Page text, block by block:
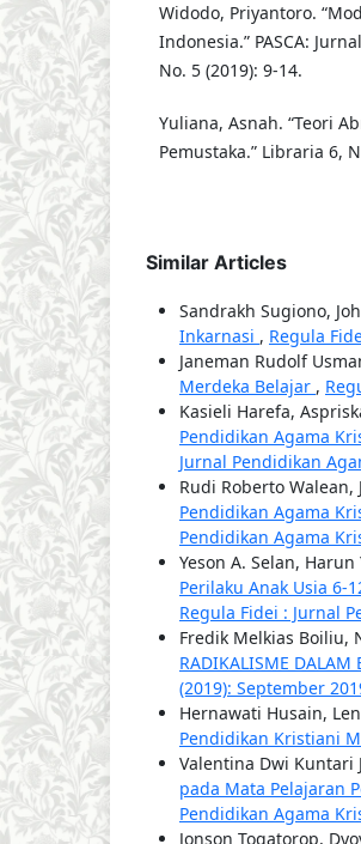
Widodo, Priyantoro.
Indonesia.” PASCA:
No. 5 (2019): 9-14.
Yuliana, Asnah. “Teori
Pemustaka.” Libraria 6,
Similar Articles
Sandrakh Sugiono,
Inkarnasi , Regula
Janeman Rudolf
Merdeka Belajar ,
Kasieli Harefa,
Pendidikan Agama
Jurnal Pendidikan
Rudi Roberto
Pendidikan Agama
Pendidikan Agama
Yeson A. Selan,
Perilaku Anak Usia 6-
Regula Fidei : Jurnal
Fredik Melkias Boiliu,
RADIKALISME DALAM
(2019): September
Hernawati Husain,
Pendidikan Kristiani
Valentina Dwi Kuntari
pada Mata Pelajaran
Pendidikan Agama
Jonson Togatorop,